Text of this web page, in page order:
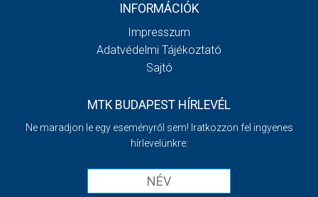
INFORMÁCIÓK
Impresszum
Adatvédelmi Tájékoztató
Sajtó
MTK BUDAPEST HÍRLEVÉL
Ne maradjon le egy eseményről sem! Iratkozzon fel ingyenes
hírlevelünkre: